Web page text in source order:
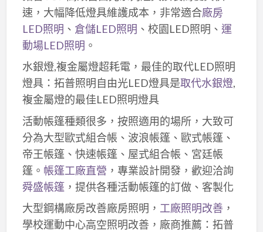
速，大幅降低燈具維護成本，非常適合廠房
LED照明 、 倉儲LED照明 、校園LED照明、 運
動場LED照明 。
水銀燈,複金屬燈超耗電，最佳的取代LED照明
燈具：拓普照明自由光LED燈具是取代水銀燈,
複金屬燈的最佳LED照明燈具
活動帳篷種類很多，按照適用的場所，大致可
分為大型歐式組合帳、波浪帳篷、歐式帳篷、
帝王帳篷、快速帳篷、屋式組合帳、宮廷帳
篷。 帳篷工廠直營 ，專業設計開發，歡迎洽詢
舜盛帳篷，提供各種活動帳篷的訂做、客製化
大型鋼構廠房改善廠房照明， 工廠照明改善，
學校運動中心高空照明改善，廠商推薦：拓普